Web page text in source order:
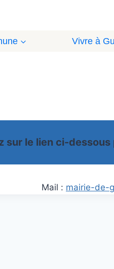
Vivre à
sur le lien ci-
Mail : mairie-de-